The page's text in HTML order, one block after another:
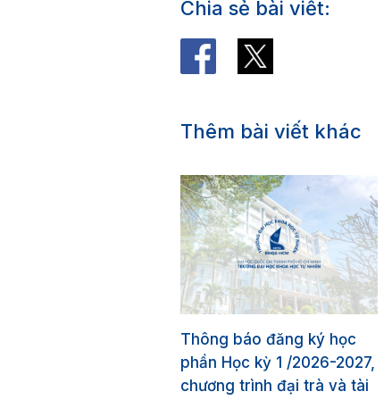
Chia sẻ bài viết:
Thêm bài viết khác
Thông báo đăng ký học
phần Học kỳ 1 /2026-2027,
chương trình đại trà và tài